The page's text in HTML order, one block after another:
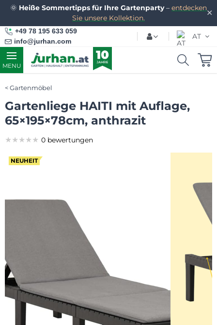
✕
🌞 Heiße Sommertipps für Ihre Gartenparty– entdecken
Sie unsere Kollektion.
+49 78 195 633 059
info@jurhan.com
AT
MENU
Gartenmöbel
Gartenliege HAITI mit Auflage,
65×195×78cm, anthrazit
NEUHEIT
★★★★★
★★★★★
★★★★★ 0 bewertungen